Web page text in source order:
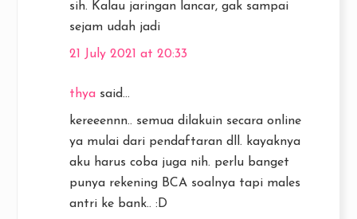
sih. Kalau jaringan lancar, gak sampai
sejam udah jadi
21 July 2021 at 20:33
thya said...
kereeennn.. semua dilakuin secara online
ya mulai dari pendaftaran dll. kayaknya
aku harus coba juga nih. perlu banget
punya rekening BCA soalnya tapi males
antri ke bank.. :D